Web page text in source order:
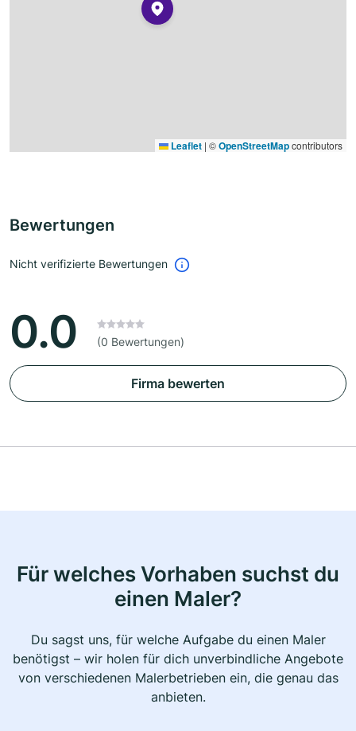
Leaflet | ©OpenStreetMapcontributors
Bewertungen
Nicht verifizierte Bewertungen
0.0 (0 Bewertungen)
Firma bewerten
Für welches Vorhaben suchst du
einen Maler?
Du sagst uns, für welche Aufgabe du einen Maler
benötigst – wir holen für dich unverbindliche Angebote
von verschiedenen Malerbetrieben ein, die genau das
anbieten.